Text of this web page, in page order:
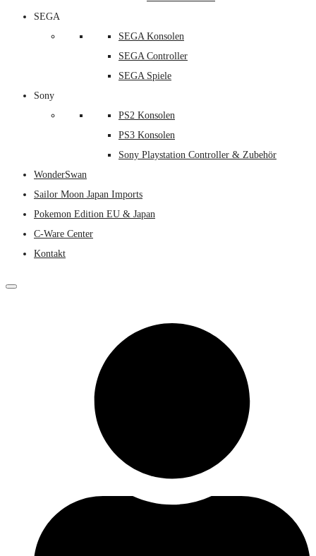
SEGA
SEGA Konsolen
SEGA Controller
SEGA Spiele
Sony
PS2 Konsolen
PS3 Konsolen
Sony Playstation Controller & Zubehör
WonderSwan
Sailor Moon Japan Imports
Pokemon Edition EU & Japan
C-Ware Center
Kontakt